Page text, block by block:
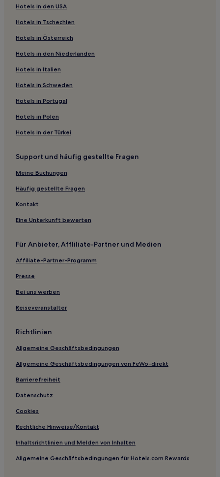
Hotels nahe Negri-Nepote Native Grassland Preserve
Van Vorst Park: Hotels
Hotels nahe Monster Mini Golf
Yardville Hotels
Ocean County: Hotels
Bergen: Hotels
Lake Como Hotels
Harvey Cedars: Hotels
Hotels nahe Rutgers New Brunswick
Hotels nahe Plainsboro Preserve
New Jersey: Hotels
Somerset Hotels
Hotels nahe Nassau Hall
Mcginley Square: Hotels
Fort Dix Hotels
Aberdeen Hotels
Hotels nahe Ed's Exchange
Hotels nahe Rutgers University
Hotels nahe Six Flags Great Adventure
Anchorage Hotels
Allentown Hotels
Hotels nahe Vintage Automobile Museum of New Jersey
Hotels nahe Chadwick Beach Island
Hotels nahe Institute for Advanced Studies
Oakhurst Hotels
Hotels nahe Ortley Beach
Hotels nahe Bahnhof Newark International Airport
Hotels nahe Bahnhof Jersey City Garfield Avenue
Hotels in den USA
Hotels in Tschechien
Hotels in Österreich
Hotels in den Niederlanden
Hotels in Italien
Hotels in Schweden
Hotels in Portugal
Hotels in Polen
Hotels in der Türkei
Support und häufig gestellte Fragen
Meine Buchungen
Häufig gestellte Fragen
Kontakt
Eine Unterkunft bewerten
Für Anbieter, Affliliate-Partner und Medien
Affiliate-Partner-Programm
Presse
Bei uns werben
Reiseveranstalter
Richtlinien
Allgemeine Geschäftsbedingungen
Allgemeine Geschäftsbedingungen von FeWo-direkt
Barrierefreiheit
Datenschutz
Cookies
Rechtliche Hinweise/Kontakt
Inhaltsrichtlinien und Melden von Inhalten
Allgemeine Geschäftsbedingungen für Hotels.com Rewards